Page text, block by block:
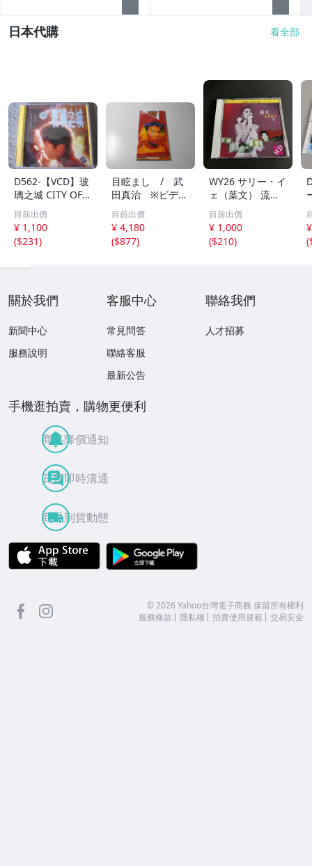
日本代購 看全部
D562-【VCD】玻
璃之城 CITY OF G
LASS 舒淇 黎
明 海外盤 ２枚
組
目前出價
¥ 1,100
($231)
目眩まし / 武
田真治 ※ビデオ
CD /Panasonic
目前出價
¥ 4,180
($877)
WY26 サリー・イ
ェ（葉文） 流金
月 VCD ビデオCD
目前出價
¥ 1,000
($210)
(
關於我們
新聞中心
服務說明
客服中心
常見問答
聯絡客服
最新公告
聯絡我們
人才招募
手機逛拍賣，購物更便利
商品降價通知
買賣即時溝通
商品到貨動態
APP Store
facebook ©2026 Yahoo台灣電子商務 保留所有權利
服務條款
隱私權 拍賣使用規範 交易安全